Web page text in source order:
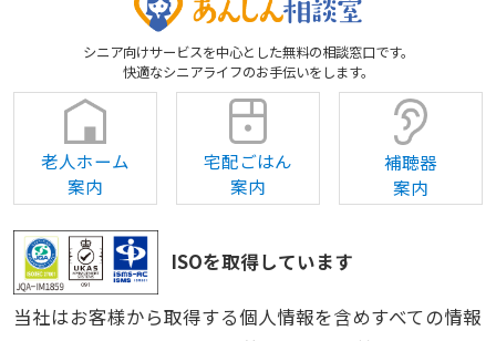
シニア向けサービスを中心とした無料の相談窓口です。
快適なシニアライフのお手伝いをします。
老人ホーム
案内
宅配ごはん
案内
補聴器
案内
ISOを取得しています
当社はお客様から取得する個人情報を含めすべての情報